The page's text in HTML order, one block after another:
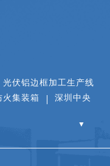
光伏铝边框加工生产线
火集装箱
深圳中央
▼